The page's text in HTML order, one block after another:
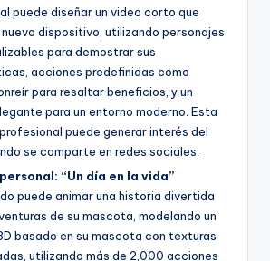
puede diseñar un video corto que
dispositivo, utilizando personajes
para demostrar sus
acciones predefinidas como
para resaltar beneficios, y un
para un entorno moderno. Esta
puede generar interés del
se comparte en redes sociales.
“Un día en la vida”
puede animar una historia divertida
de su mascota, modelando un
basado en su mascota con texturas
utilizando más de 2,000 acciones